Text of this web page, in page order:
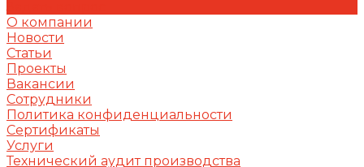
О компании
Новости
Статьи
Проекты
Вакансии
Сотрудники
Политика конфиденциальности
Сертификаты
Услуги
Технический аудит производства